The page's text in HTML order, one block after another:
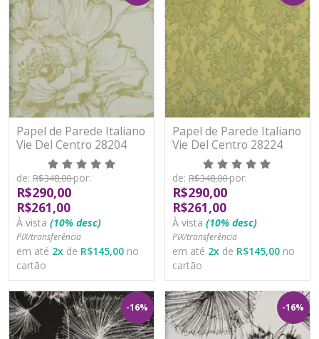
Papel de Parede Italiano
Vie Del Centro 28204
Vinílico Lavável
de: R$348,00por:
R$290,00
R$261,00
À vista (10% desc)
PIX/transferência
em até 2x de R$145,00 no
cartão
Papel de Parede Italiano
Vie Del Centro 28224
Vinílico Lavável
de: R$348,00por:
R$290,00
R$261,00
À vista (10% desc)
PIX/transferência
em até 2x de R$145,00 no
cartão
-16% -16%